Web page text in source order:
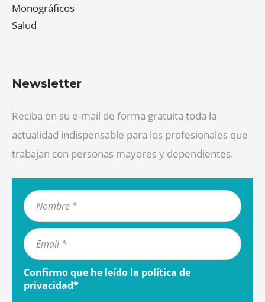
Monográficos
Salud
Newsletter
Reciba en su e-mail de forma gratuita toda la
actualidad indispensable para los profesionales que
trabajan con personas mayores y dependientes.
Confirmo que he leído la política de
privacidad*